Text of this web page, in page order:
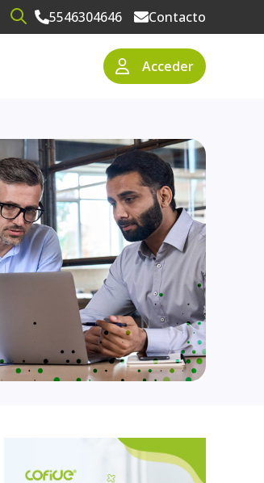
Open search5546304646 Contacto
Acceder